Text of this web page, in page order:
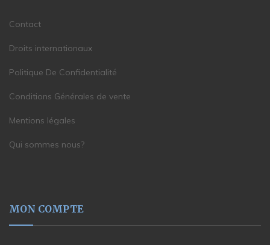
Contact
Droits internationaux
Politique De Confidentialité
Conditions Générales de vente
Mentions légales
Qui sommes nous?
MON COMPTE